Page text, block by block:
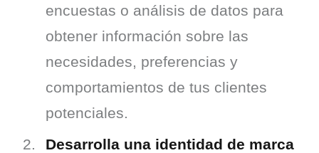
encuestas o análisis de datos para
obtener información sobre las
necesidades, preferencias y
comportamientos de tus clientes
potenciales.
Desarrolla una identidad de marca